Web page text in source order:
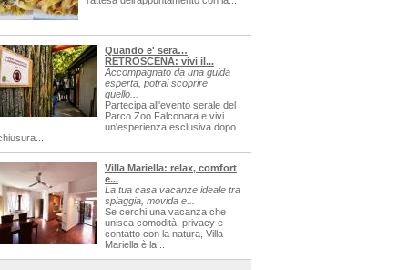
Quando e' sera…
RETROSCENA: vivi il...
Accompagnato da una guida
esperta, potrai scoprire
quello...
Partecipa all'evento serale del
Parco Zoo Falconara e vivi
un'esperienza esclusiva dopo
Villa Mariella: relax, comfort
e...
La tua casa vacanze ideale tra
spiaggia, movida e...
Se cerchi una vacanza che
unisca comodità, privacy e
contatto con la natura, Villa
Mariella è la...